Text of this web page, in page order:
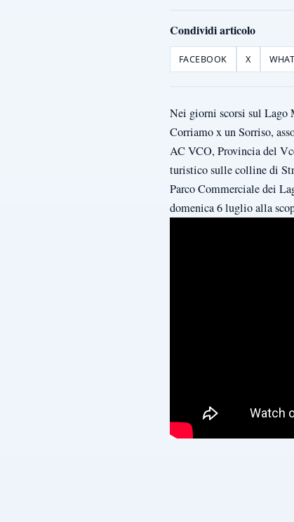
Condividi articolo
FACEBOOK X
Nei giorni scorsi sul Lago
Corriamo x un Sorriso,
AC VCO, Provincia del
turistico sulle colline di
Parco Commerciale dei
domenica 6 luglio alla